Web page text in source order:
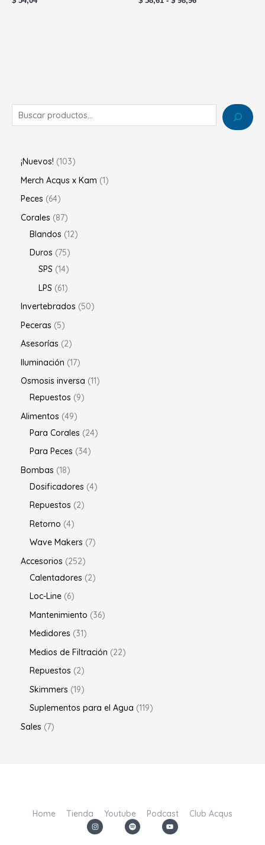
¡Nuevos! 103
Merch Acqus x Kam 1
Peces
64
Corales
87
Blandos 12
Duros
75
SPS 14
LPS 61
Invertebrados
50
Peceras
5
Asesorías
2
Iluminación 17
Osmosis inversa 11
Repuestos
9
Alimentos 49
Para Corales
24
Para Peces
34
Bombas 18
Dosificadores 4
Repuestos
2
Retorno 4
Wave Makers
7
Accesorios
252
Calentadores
2
Loc-Line 6
Mantenimiento
36
Medidores
31
Medios de Filtración
22
Repuestos
2
Skimmers 19
Suplementos para el Agua 119
Sales
7
Home Tienda Youtube Podcast Club Acqus
I
n
s
S
p
o
Y
o
u